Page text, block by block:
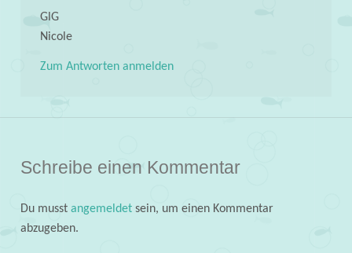
GlG
Nicole
Zum Antworten anmelden
Schreibe einen Kommentar
Du musst angemeldetsein, um einen Kommentar
abzugeben.